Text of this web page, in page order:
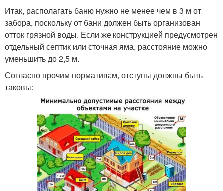
Итак, располагать баню нужно не менее чем в 3 м от
забора, поскольку от бани должен быть организован
отток грязной воды. Если же конструкцией предусмотрен
отдельный септик или сточная яма, расстояние можно
уменьшить до 2,5 м.
Согласно прочим нормативам, отступы должны быть
таковы: